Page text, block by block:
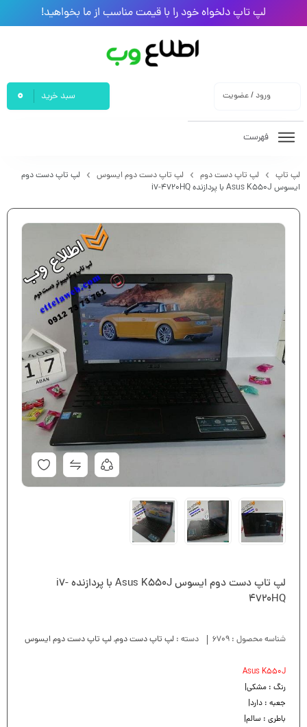
لپ تاپ دلخواه خود را با قیمت مناسب از ما بخواهید!
ورود / عضویت سبد خرید 0
فهرست
لپ تاپ لپ تاپ دست دوم لپ تاپ دست دوم ایسوس
لپ تاپ دست دوم
ایسوس Asus K550J با پردازنده i7-4720HQ
لپ تاپ دست دوم ایسوس Asus K550J با پردازنده i7-
4720HQ
شناسه محصول : 6709 دسته : لپ تاپ دست دوم,لپ تاپ دست دوم ایسوس
Asus K550J
رنگ : مشکی|
جعبه : دارد|
باطری : سالم|